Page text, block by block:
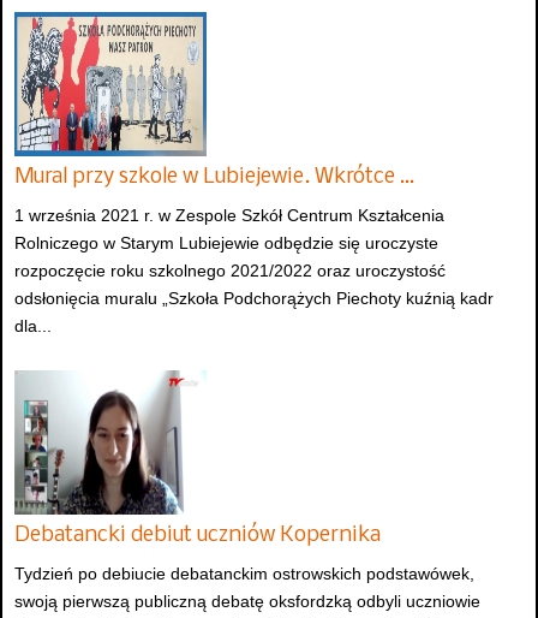
Mural przy szkole w Lubiejewie. Wkrótce …
1 września 2021 r. w Zespole Szkół Centrum Kształcenia
Rolniczego w Starym Lubiejewie odbędzie się uroczyste
rozpoczęcie roku szkolnego 2021/2022 oraz uroczystość
odsłonięcia muralu „Szkoła Podchorążych Piechoty kuźnią kadr
dla...
Debatancki debiut uczniów Kopernika
Tydzień po debiucie debatanckim ostrowskich podstawówek,
swoją pierwszą publiczną debatę oksfordzką odbyli uczniowie